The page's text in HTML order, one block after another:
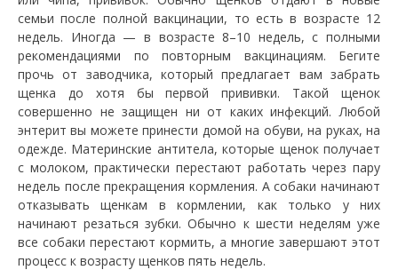
семьи после полной вакцинации, то есть в возрасте 12
недель. Иногда — в возрасте 8–10 недель, с полными
рекомендациями по повторным вакцинациям. Бегите
прочь от заводчика, который предлагает вам забрать
щенка до хотя бы первой прививки. Такой щенок
совершенно не защищен ни от каких инфекций. Любой
энтерит вы можете принести домой на обуви, на руках, на
одежде. Материнские антитела, которые щенок получает
с молоком, практически перестают работать через пару
недель после прекращения кормления. А собаки начинают
отказывать щенкам в кормлении, как только у них
начинают резаться зубки. Обычно к шести неделям уже
все собаки перестают кормить, а многие завершают этот
процесс к возрасту щенков пять недель.